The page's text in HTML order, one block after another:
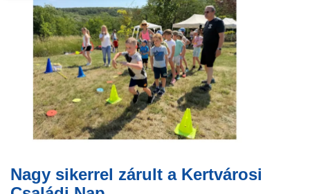
Nagy sikerrel zárult a Kertvárosi